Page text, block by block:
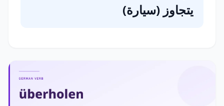
يتجاوز (سيارة)